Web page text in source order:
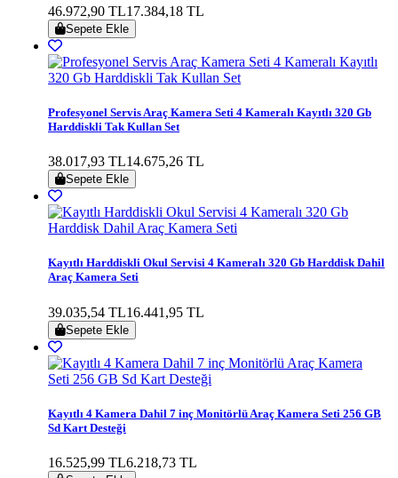
46.972,90 TL17.384,18 TL
Sepete Ekle
Profesyonel Servis Araç Kamera Seti 4 Kameralı Kayıtlı 320 Gb
Harddiskli Tak Kullan Set
38.017,93 TL14.675,26 TL
Sepete Ekle
Kayıtlı Harddiskli Okul Servisi 4 Kameralı 320 Gb Harddisk Dahil
Araç Kamera Seti
39.035,54 TL16.441,95 TL
Sepete Ekle
Kayıtlı 4 Kamera Dahil 7 inç Monitörlü Araç Kamera Seti 256 GB
Sd Kart Desteği
16.525,99 TL6.218,73 TL